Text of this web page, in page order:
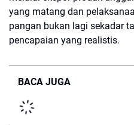
yang matang dan
pangan bukan lagi sekadar
pencapaian yang realistis.
BACA JUGA